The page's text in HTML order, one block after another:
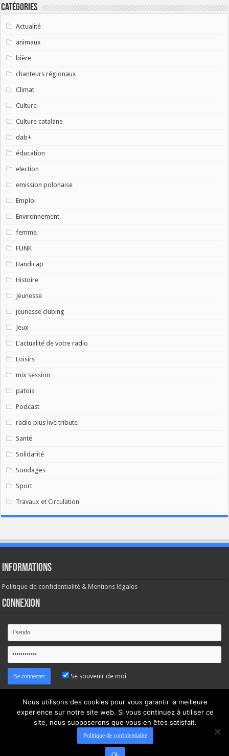
Catégories
Actualité
animaux
bière
chanteurs régionaux
Climat
Culture
Culture catalane
dab+
éducation
election
emission polonaise
Emploi
Environnement
femme
FUNK
Handicap
Histoire
Jeunesse
jeunesse clubing
Jeux
L'actualité de votre radio
Loisirs
mix session
patois
Podcast
radio plus live tribute
Santé
Solidarité
Sondages
Sport
Travaux et Circulation
Informations
Politique de confidentialité & Mentions légales
Connexion
Se souvenir de moi
Mot de passe oublié ?
Nous utilisons des cookies pour vous garantir la meilleure
expérience sur notre site web. Si vous continuez à utiliser ce
site, nous supposerons que vous en êtes satisfait.
Politique de confidentialité